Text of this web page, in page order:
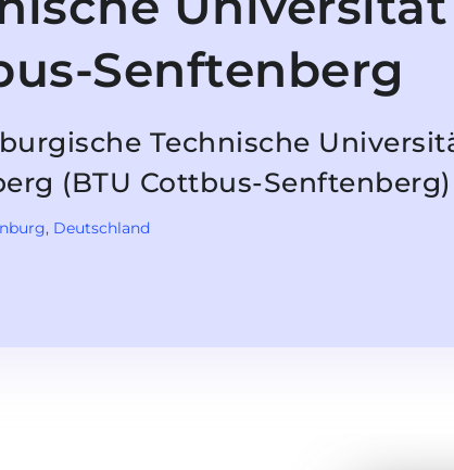
Senftenberg
Technische
(BTU Cottbus-Senftenberg)
, Deutschland